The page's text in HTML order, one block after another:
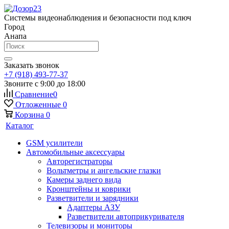
Системы видеонаблюдения и безопасности под ключ
Город
Анапа
Заказать звонок
+7 (918) 493-77-37
Звоните с 9:00 до 18:00
Сравнение0
Отложенные 0
Корзина 0
Каталог
GSM усилители
Автомобильные аксессуары
Авторегистраторы
Вольтметры и ангельские глазки
Камеры заднего вида
Кронштейны и коврики
Разветвители и зарядники
Адаптеры АЗУ
Разветвители автоприкуривателя
Телевизоры и мониторы